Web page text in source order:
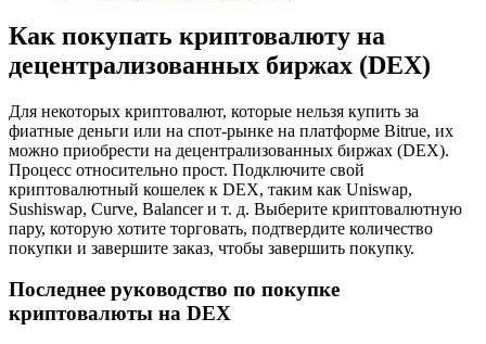
Копирование торговли
Присоединяйтесь к лучшим трейдерам
Как покупать криптовалюту на
децентрализованных биржах (DEX)
Для некоторых криптовалют, которые нельзя купить за
фиатные деньги или на спот-рынке на платформе Bitrue, их
можно приобрести на децентрализованных биржах (DEX).
Процесс относительно прост. Подключите свой
криптовалютный кошелек к DEX, таким как Uniswap,
Sushiswap, Curve, Balancer и т. д. Выберите криптовалютную
пару, которую хотите торговать, подтвердите количество
покупки и завершите заказ, чтобы завершить покупку.
Последнее руководство по покупке
криптовалюты на DEX